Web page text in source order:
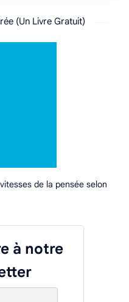
(Un Livre Gratuit)
de la pensée selon
à notre